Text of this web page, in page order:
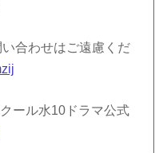
合わせはご遠慮くだ
ール水10ドラマ公式